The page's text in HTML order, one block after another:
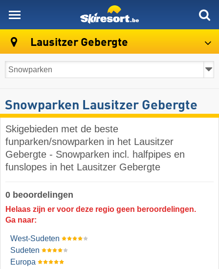
Lausitzer Gebergte
Snowparken Lausitzer Gebergte
Skigebieden met de beste
funparken/snowparken in het Lausitzer
Gebergte - Snowparken incl. halfpipes en
funslopes in het Lausitzer Gebergte
0 beoordelingen
Helaas zijn er voor deze regio geen beroordelingen.
Ga naar:
West-Sudeten
Sudeten
Europa